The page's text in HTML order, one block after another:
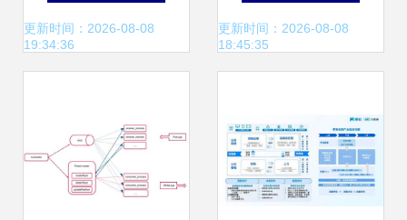
集团CIO杨云勇
更新时间：2026-08-08
19:34:36
术社区数据处理与
更新时间：2026-08-08
18:45:35